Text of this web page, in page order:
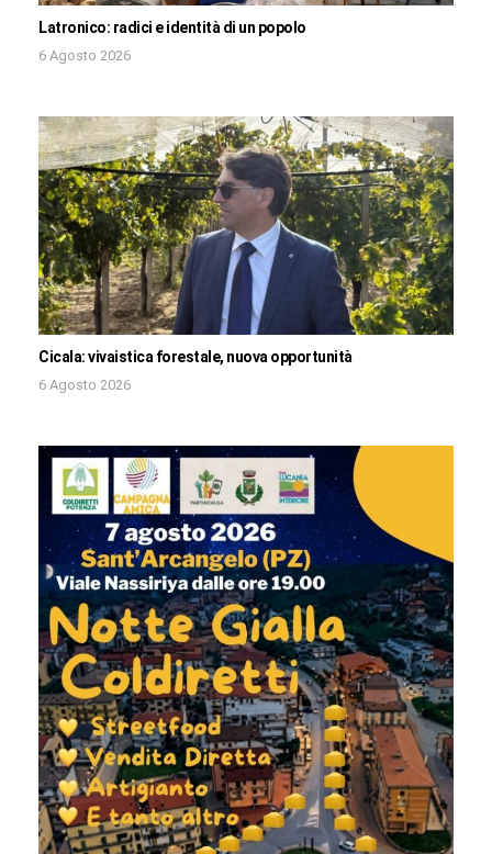
Latronico: radici e identità di un popolo
6 Agosto 2026
Cicala: vivaistica forestale, nuova opportunità
6 Agosto 2026